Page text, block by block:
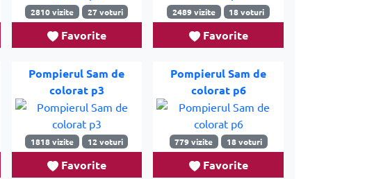
2810 vizite 27 voturi
Favorite
2489 vizite 18 voturi
Favorite
Pompierul Sam de
colorat p3
1818 vizite 12 voturi
Favorite
Pompierul Sam de
colorat p6
779 vizite 18 voturi
Favorite